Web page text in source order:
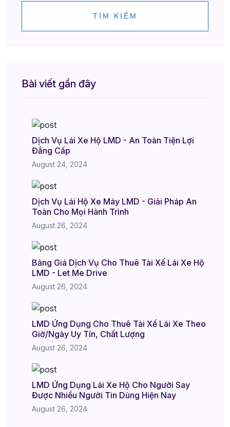
TÌM KIẾM
Bài viết gần đây
Dịch Vụ Lái Xe Hộ LMD - An Toàn Tiện Lợi
Đẳng Cấp
August 24, 2024
Dịch Vụ Lái Hộ Xe Máy LMD - Giải Pháp An
Toàn Cho Mọi Hành Trình
August 26, 2024
Bảng Giá Dịch Vụ Cho Thuê Tài Xế Lái Xe Hộ
LMD - Let Me Drive
August 26, 2024
LMD Ứng Dụng Cho Thuê Tài Xế Lái Xe Theo
Giờ/Ngày Uy Tín, Chất Lượng
August 26, 2024
LMD Ứng Dụng Lái Xe Hộ Cho Người Say
Được Nhiều Người Tin Dùng Hiện Nay
August 26, 2024